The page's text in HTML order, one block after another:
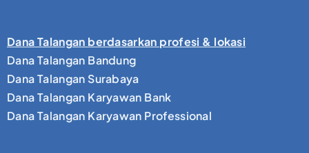
Dana Talangan berdasarkan profesi & lokasi
Dana Talangan Bandung
Dana Talangan Surabaya
Dana Talangan Karyawan Bank
Dana Talangan Karyawan Professional